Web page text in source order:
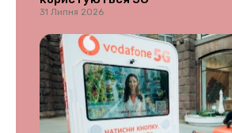
31 Липня 2026